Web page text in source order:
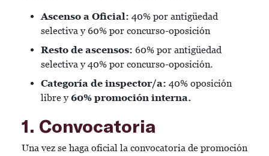
Ascenso a Oficial: 40% por antigüedad
selectiva y 60% por concurso-oposición
Resto de ascensos: 60% por antigüedad
selectiva y 40% por concurso-oposición.
Categoría de inspector/a: 40% oposición
libre y 60% promoción interna.
1. Convocatoria
Una vez se haga oficial la convocatoria de promoción